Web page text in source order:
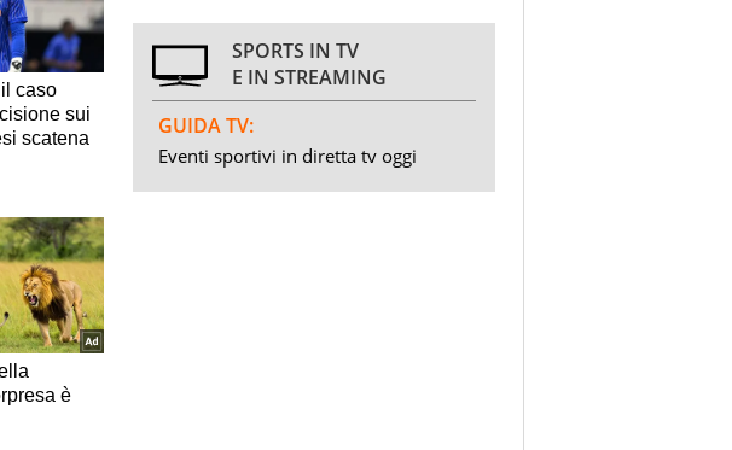
SPORTS IN TV
E IN STREAMING
GUIDA TV:
Eventi sportivi in diretta tv oggi